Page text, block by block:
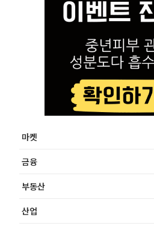
마켓
금융
부동산
산업